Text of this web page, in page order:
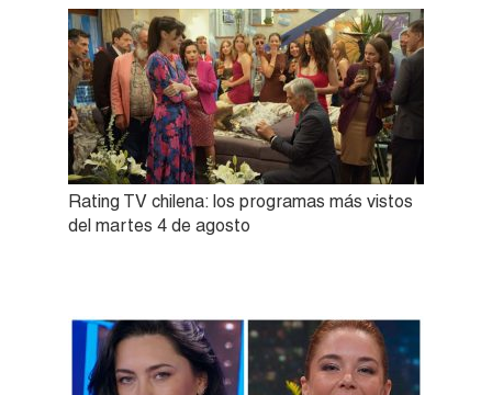
Rating TV chilena: los programas más vistos
del martes 4 de agosto